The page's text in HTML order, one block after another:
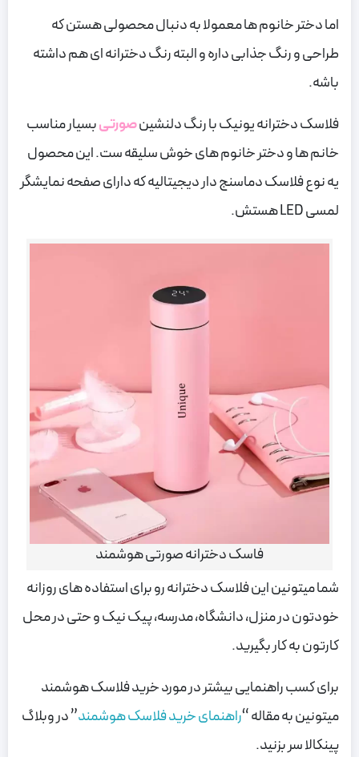
اما دختر خانوم ها معمولا به دنبال محصولی هستن که
طراحی و رنگ جذابی داره و البته رنگ دخترانه ای هم داشته
باشه.
فلاسک دخترانه یونیک با رنگ دلنشینصورتیبسیار مناسب
خانم ها و دختر خانوم های خوش سلیقه ست. این محصول
یه نوع فلاسک دماسنج دار دیجیتالیه که دارای صفحه نمایشگر
لمسی LED هستش.
فاسک دخترانه صورتی هوشمند
شما میتونین این فلاسک دخترانه رو برای استفاده های روزانه
خودتون در منزل، دانشگاه، مدرسه، پیک نیک و حتی در محل
کارتون به کار بگیرید.
برای کسب راهنمایی بیشتر در مورد خرید فلاسک هوشمند
میتونین به مقاله “راهنمای خرید فلاسک هوشمند” در وبلاگ
پینکالا سر بزنید.